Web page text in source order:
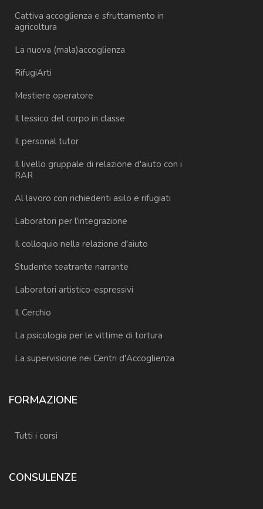
Cattiva accoglienza e sfruttamento in
agricoltura
La nuova (mala)accoglienza
RifugiArti
Mestiere operatore
Il lessico del corpo in classe
Il personal tutor
Il livello gruppale di relazione d'aiuto con i
RAR
Al lavoro con richiedenti asilo e rifugiati
Laboratori per l'integrazione
Il colloquio nella relazione d'aiuto
Studente teatrante narrante
Laboratori artistico-espressivi
Il Cerchio
La psicologia per le vittime di tortura
La supervisione nei Centri d'Accoglienza
FORMAZIONE
Tutti i corsi
CONSULENZE